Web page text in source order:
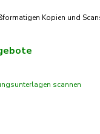
Kopien und
scannen